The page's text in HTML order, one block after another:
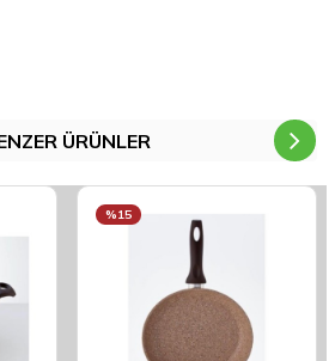
ÜRÜNLER
%15